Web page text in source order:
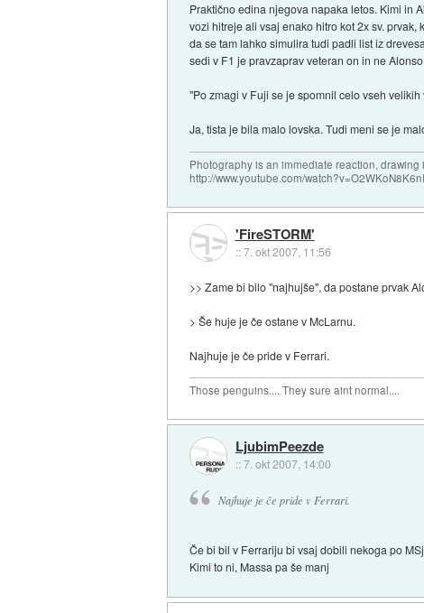
Praktično edina njegova napaka letos. Kimi in
vozi hitreje ali vsaj enako hitro kot 2x sv.
da se tam lahko simulira tudi padli list iz
sedi v F1 je pravzaprav veteran on in ne
"Po zmagi v Fuji se je spomnil celo vseh
Ja, tista je bila malo lovska. Tudi meni se je
Photography is an immediate reaction, drawing
http://www.youtube.com/
'FireSTORM'
::7. okt 2007, 11:56
>> Zame bi bilo "najhujše", da postane prvak
> Še huje je če ostane v McLarnu.
Najhuje je če pride v Ferrari.
Those penguins.... They sure aint normal....
LjubimPeezde
::7. okt 2007, 14:00
Najhuje je če pride v Ferrari.
Če bi bil v Ferrariju bi vsaj dobili nekoga po
Kimi to ni, Massa pa še manj